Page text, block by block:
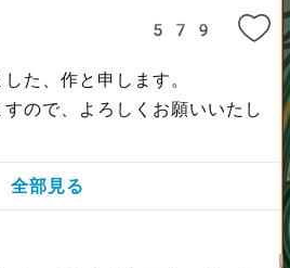
579
た、作と申します。
ので、よろしくお願いいたし
全部見る